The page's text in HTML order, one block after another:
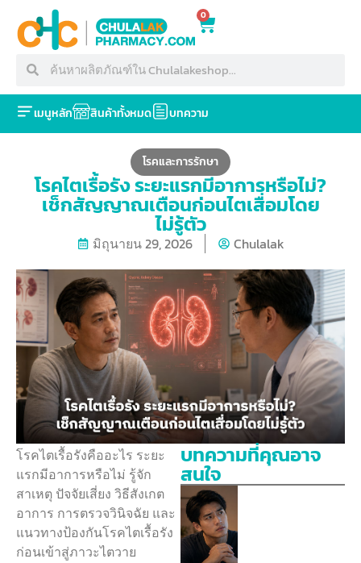
0
เมนูหลัก สินค้าทั้งหมด บทความ
โรคและการรักษา
โรคไตเรื้อรัง ระยะแรกมีอาการหรือไม่?
เช็กสัญญาณเตือนก่อนไตเสื่อมโดย
ไม่รู้ตัว
มิถุนายน 29, 2026 Chulalak
โรคไตเรื้อรังคืออะไร ระยะ
แรกมีอาการหรือไม่ รู้จัก
สาเหตุ ปัจจัยเสี่ยง วิธีสังเกต
อาการ การตรวจวินิจฉัย และ
แนวทางป้องกันโรคไตเรื้อรัง
ก่อนเข้าสู่ภาวะไตวาย
บทความที่คุณอาจ
สนใจ